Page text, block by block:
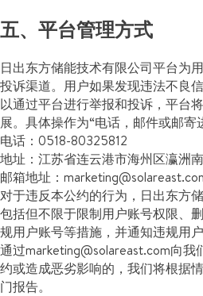
五、平台管理方式
日出东方储能技术有限公司平台为
投诉渠道。用户如果发现违法不良
以通过平台进行举报和投诉，平台
展。具体操作为“电话，邮件或邮寄
电话：0518-80325812
地址：江苏省连云港市海州区瀛洲南
邮箱地址：
对于违反本公约的行为，日出东方
包括但不限于限制用户账号权限、
规用户账号等措施，并通知违规用
通过marketing@solareast.com向
约或造成恶劣影响的，我们将根据
门报告。